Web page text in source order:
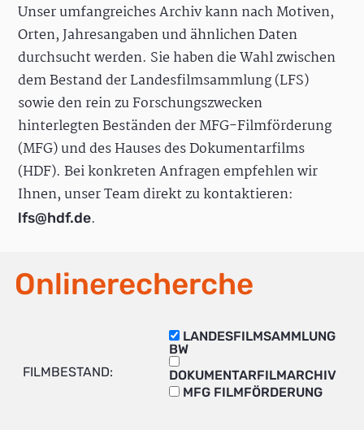
Unser umfangreiches Archiv kann nach Motiven,
Orten, Jahresangaben und ähnlichen Daten
durchsucht werden. Sie haben die Wahl zwischen
dem Bestand der Landesfilmsammlung (LFS)
sowie den rein zu Forschungszwecken
hinterlegten Beständen der MFG-Filmförderung
(MFG) und des Hauses des Dokumentarfilms
(HDF). Bei konkreten Anfragen empfehlen wir
Ihnen, unser Team direkt zu kontaktieren:
lfs@hdf.de.
Onlinerecherche
FILMBESTAND:
LANDESFILMSAMMLUNG
BW
DOKUMENTARFILMARCHIV
MFG FILMFÖRDERUNG